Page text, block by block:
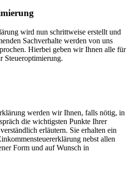
wird nun schrittweise erstellt und
Sachverhalte werden von uns
Hierbei geben wir Ihnen alle für
Steueroptimierung.
werden wir Ihnen, falls nötig, in
die wichtigsten Punkte Ihrer
erläutern. Sie erhalten ein
nebst allen
Form und auf Wunsch in